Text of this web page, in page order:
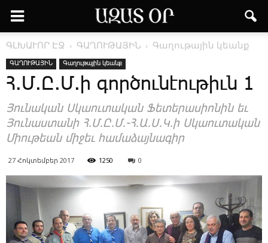
ԳԼԽԱՒՈՐ ԷՋ ԳԱՂՈՒԹԱՅԻՆ Գաղութային կեանք
ԳԱՂՈՒԹԱՅԻՆ Գաղութային կեանք
Հ.Մ.Ը.Մ.ի գործունէութիւն 1
Յունական Սկաուտական Ֆետերասիոնին եւ
Յունաստանի Հ․Մ․Ը․Մ․-Հ․Ա․Ս․Կ․ի Սկաուտական
Միութեան միջեւ համաձայնագիր
27 Հոկտեմբեր 2017 1250 0